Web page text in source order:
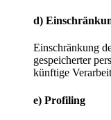
d)
Einschränkung
gespeicherter
künftige
e) Profiling